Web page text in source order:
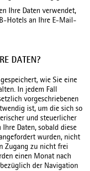
Ihre Daten verwendet,
Hotels an Ihre E-Mail-
DATEN?
wie Sie eine
In jedem Fall
vorgeschriebenen
ist, um die sich so
und steuerlicher
Daten, sobald diese
wurden, nicht
Zugang zu nicht frei
einen Monat nach
der Navigation